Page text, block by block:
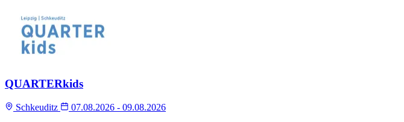
QUARTERkids
Schkeuditz
07.08.2026 - 09.08.2026